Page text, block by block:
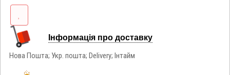
Інформація про доставку
Нова Пошта; Укр. пошта; Delivery; Інтайм